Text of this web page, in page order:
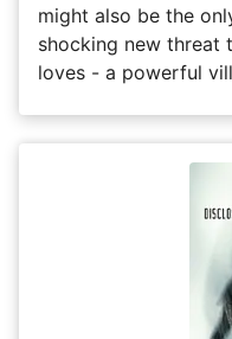
might also be the
shocking new threat
loves - a powerful